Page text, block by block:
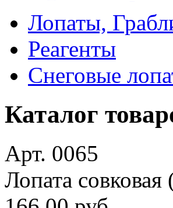
Лопаты,
Реагенты
Снеговые
Каталог
Арт. 0065
Лопата совковая